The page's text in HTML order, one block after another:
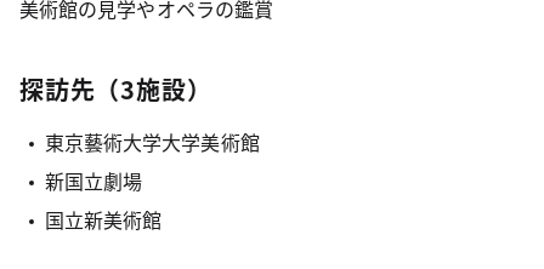
美術館の見学やオペラの鑑賞
探訪先（3施設）
東京藝術大学大学美術館
新国立劇場
国立新美術館